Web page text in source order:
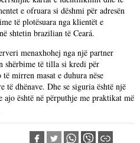
e ofruara si dëshmi për adresën
të plotësuara nga klientët e
shtetin brazilian të Ceará.
menaxhohej nga një partner
shërbime të tilla si kredi për
mirren masat e duhura nëse
dhënave. Dhe se siguria është një
ajo është në përputhje me praktikat më